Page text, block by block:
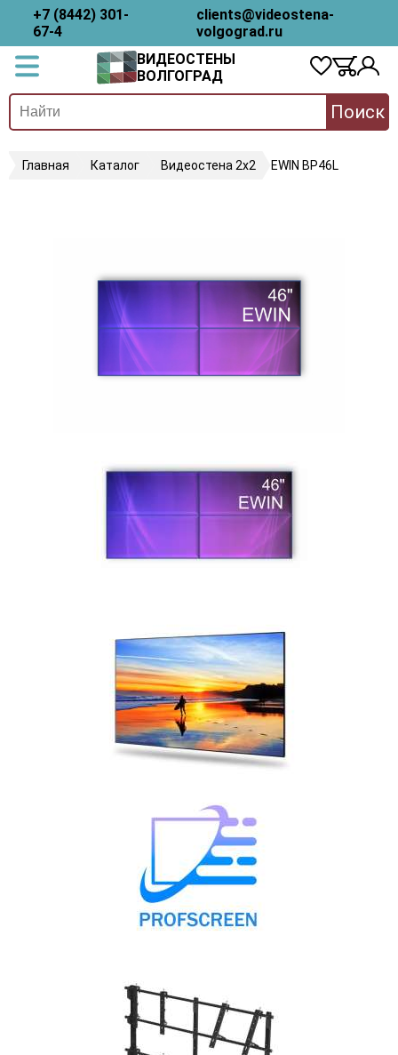
+7 (8442) 301-
67-4
clients@videostena-
volgograd.ru
ВИДЕОСТЕНЫ
ВОЛГОГРАД
Поиск
Главная Каталог Видеостена 2x2 EWIN BP46L